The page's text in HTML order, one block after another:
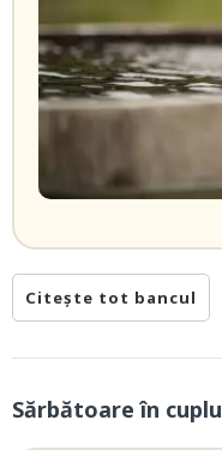
Citește tot bancul
Sărbătoare în cuplu